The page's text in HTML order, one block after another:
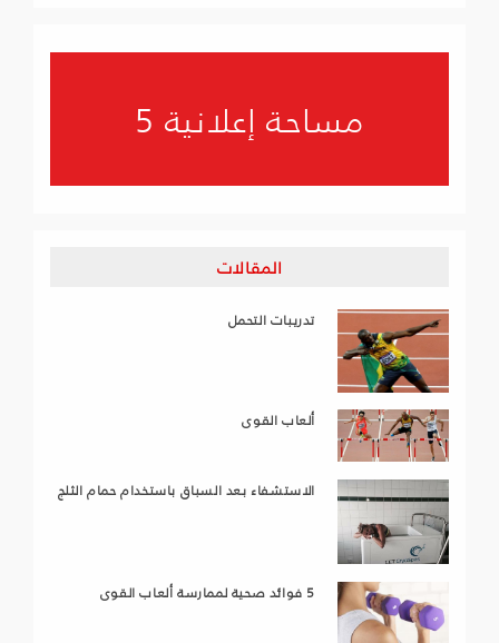
مساحة إعلانية 5
المقالات
تدريبات التحمل
ألعاب القوى
الاستشفاء بعد السباق باستخدام حمام الثلج
5 فوائد صحية لممارسة ألعاب القوى